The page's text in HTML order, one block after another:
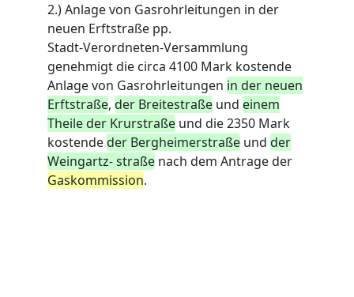
2.) Anlage von Gasrohrleitungen in der
neuen Erftstraße pp.
Stadt-Verordneten-Versammlung
genehmigt die circa 4100 Mark kostende
Anlage von Gasrohrleitungen in der neuen
Erftstraße,der Breitestraße und einem
Theile der Krurstraße und die 2350 Mark
kostendeder Bergheimerstraße undder
Weingartz- straße nach dem Antrage der
Gaskommission.